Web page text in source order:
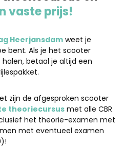
vaste prijs!
Heerjansdam weet je
bent. Als je het scooter
halen, betaal je altijd een
zijn de afgesproken scooter
theoriecursus met alle CBR
het theorie-examen met
met eventueel examen